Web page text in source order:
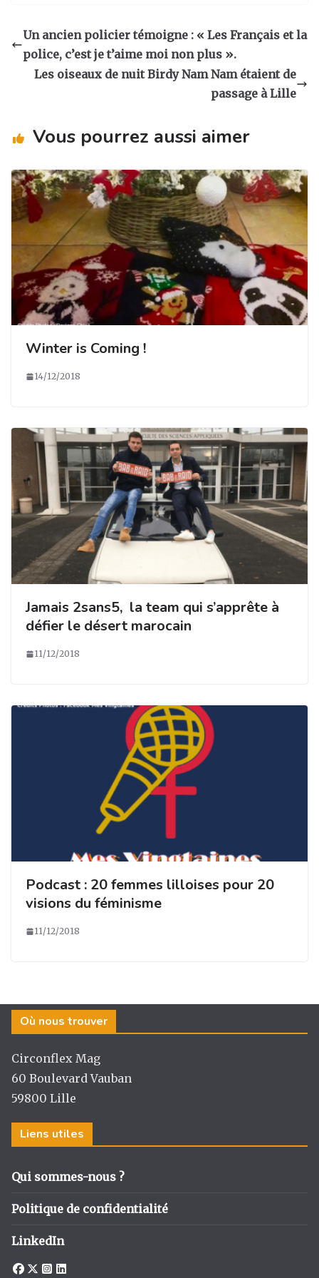
a
g
ra
e
b
o
e
dI
n
g
er
Un ancien policier témoigne : « Les Français et la
police, c’est je t’aime moi non plus ».
Les oiseaux de nuit Birdy Nam Nam étaient de
passage à Lille
Vous pourrez aussi aimer
Winter is Coming !
14/12/2018
Jamais 2sans5, la team qui s’apprête à
défier le désert marocain
11/12/2018
Podcast : 20 femmes lilloises pour 20
visions du féminisme
11/12/2018
Où nous trouver
Circonflex Mag
60 Boulevard Vauban
59800 Lille
Liens utiles
Qui sommes-nous ?
Politique de confidentialité
LinkedIn